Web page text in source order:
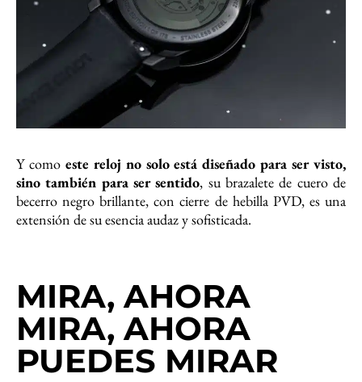
Y como este reloj no solo está diseñado para ser visto,
sino también para ser sentido, su brazalete de cuero de
becerro negro brillante, con cierre de hebilla PVD, es una
extensión de su esencia audaz y sofisticada.
MIRA, AHORA
MIRA, AHORA
PUEDES MIRAR